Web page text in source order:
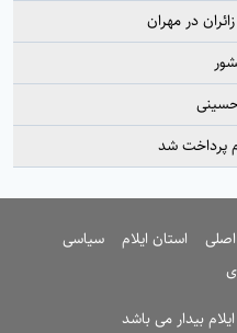
استان ایلام
سیاسی
بیدار می باشد